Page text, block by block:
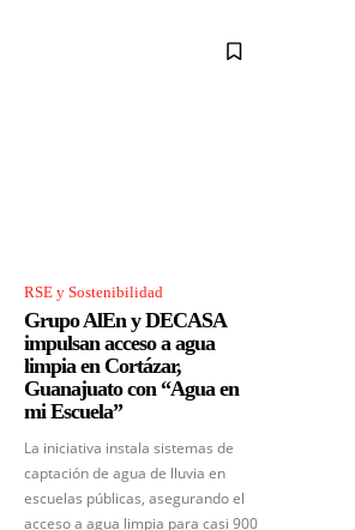
RSE y Sostenibilidad
Grupo AlEn y DECASA
impulsan acceso a agua
limpia en Cortázar,
Guanajuato con “Agua en
mi Escuela”
La iniciativa instala sistemas de
captación de agua de lluvia en
escuelas públicas, asegurando el
acceso a agua limpia para casi 900